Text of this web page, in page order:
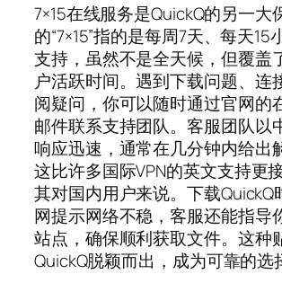
7×15在线服务是QuickQ的另一大
的“7×15”指的是每周7天、每天15
支持，虽然不是全天候，但覆盖
户活跃时间。遇到下载问题、连
阅疑问，你可以随时通过官网的
邮件联系支持团队。客服团队以
响应迅速，通常在几分钟内给出
这比许多国际VPN的英文支持更
其对国内用户来说。下载QuickQ
网提示网络不稳，客服还能指导
站点，确保顺利获取文件。这种
QuickQ脱颖而出，成为可靠的选